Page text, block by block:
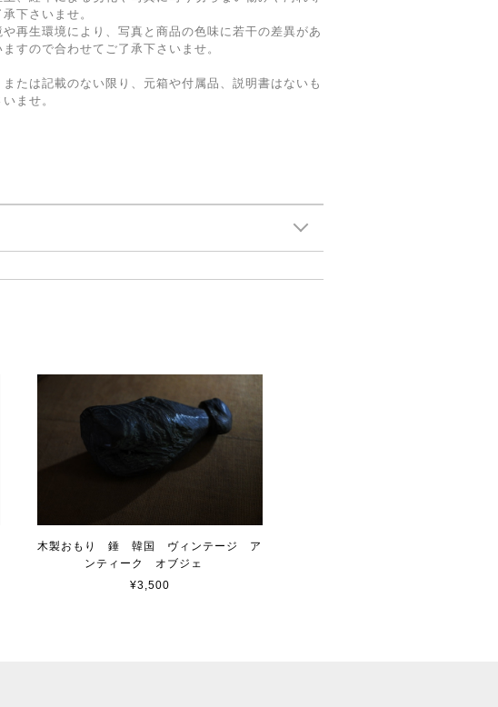
下さいませ。
や再生環境により、写真と商品の色味に若干の差異があ
すので合わせてご了承下さいませ。
たは記載のない限り、元箱や付属品、説明書はないも
ませ。
木製おもり 錘 韓国 ヴィンテージ ア
ンティーク オブジェ
¥3,500